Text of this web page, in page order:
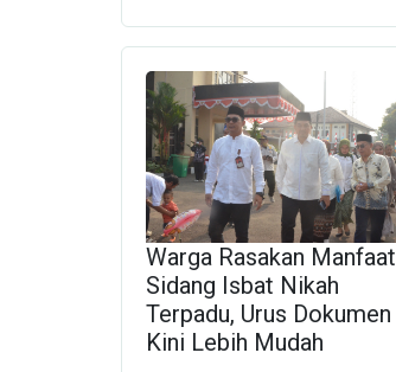
Warga Rasakan Manfaat
Sidang Isbat Nikah
Terpadu, Urus Dokumen
Kini Lebih Mudah